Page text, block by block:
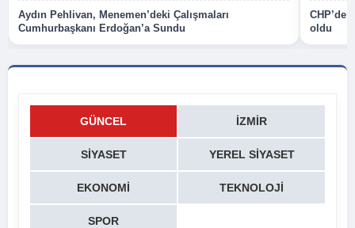
Aydın Pehlivan, Menemen’deki Çalışmaları
Cumhurbaşkanı Erdoğan’a Sundu
CHP’de
oldu
GÜNCEL İZMIR
SIYASET YEREL SIYASET
EKONOMI TEKNOLOJI
SPOR